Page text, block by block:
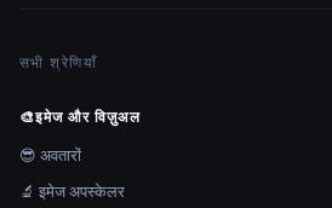
सभी श्रेणियाँ
🎨इमेज और विज़ुअल
😎 अवतारों
🔬 इमेज अपस्केलर